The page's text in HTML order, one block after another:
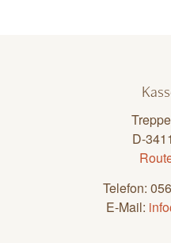
D-
Telefon:
E-Mail: